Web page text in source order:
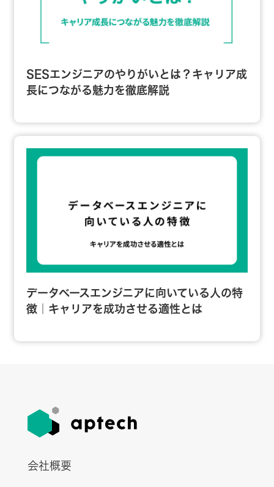
SESエンジニアのやりがいとは？キャリア成
長につながる魅力を徹底解説
データベースエンジニアに向いている人の特
徴｜キャリアを成功させる適性とは
会社概要